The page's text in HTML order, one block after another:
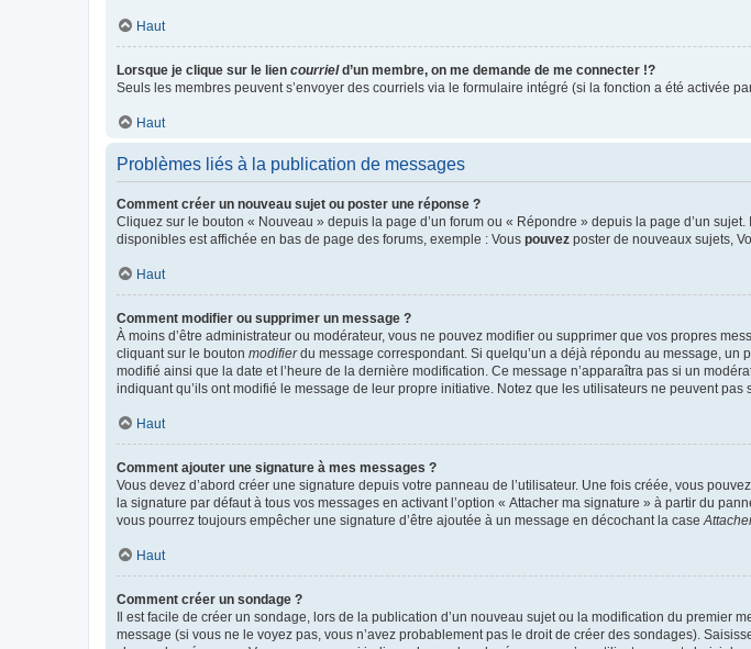
Haut
Lorsque je clique sur le lien courrield’un membre, on me demande de me connecter !?
Seuls les membres peuvent s’envoyer des courriels via le formulaire intégré (si la fonction a été activée
Haut
Problèmes liés à la publication de messages
Comment créer un nouveau sujet ou poster une réponse ?
Cliquez sur le bouton « Nouveau » depuis la page d’un forum ou « Répondre » depuis la page d’un
disponibles est affichée en bas de page des forums, exemple : Vous pouvez poster de nouveaux sujets,
Haut
Comment modifier ou supprimer un message ?
À moins d’être administrateur ou modérateur, vous ne pouvez modifier ou supprimer que vos propres
cliquant sur le bouton modifierdu message correspondant. Si quelqu’un a déjà répondu au message, un
modifié ainsi que la date et l’heure de la dernière modification. Ce message n’apparaîtra pas si un
indiquant qu’ils ont modifié le message de leur propre initiative. Notez que les utilisateurs ne peuvent
Haut
Comment ajouter une signature à mes messages ?
Vous devez d’abord créer une signature depuis votre panneau de l’utilisateur. Une fois créée, vous
la signature par défaut à tous vos messages en activant l’option « Attacher ma signature » à partir du
vous pourrez toujours empêcher une signature d’être ajoutée à un message en décochant la case
Haut
Comment créer un sondage ?
Il est facile de créer un sondage, lors de la publication d’un nouveau sujet ou la modification du premier
message (si vous ne le voyez pas, vous n’avez probablement pas le droit de créer des sondages).